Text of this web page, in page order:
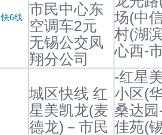
快6线
市民中心东
空调车2元
无锡公交凤
翔分公司
场(中
村(湖
心西-
城区快线 红
星美凯龙(麦
德龙)－市民
-红星
小区(
桑达
佳苑(